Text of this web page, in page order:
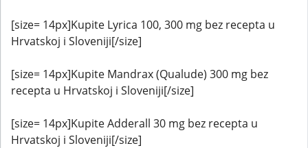
[size= 14px]Kupite Lyrica 100, 300 mg bez recepta u
Hrvatskoj i Sloveniji[/size]
[size= 14px]Kupite Mandrax (Qualude) 300 mg bez
recepta u Hrvatskoj i Sloveniji[/size]
[size= 14px]Kupite Adderall 30 mg bez recepta u
Hrvatskoj i Sloveniji[/size]